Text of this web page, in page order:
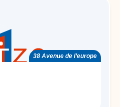
38 Avenue de l’europe